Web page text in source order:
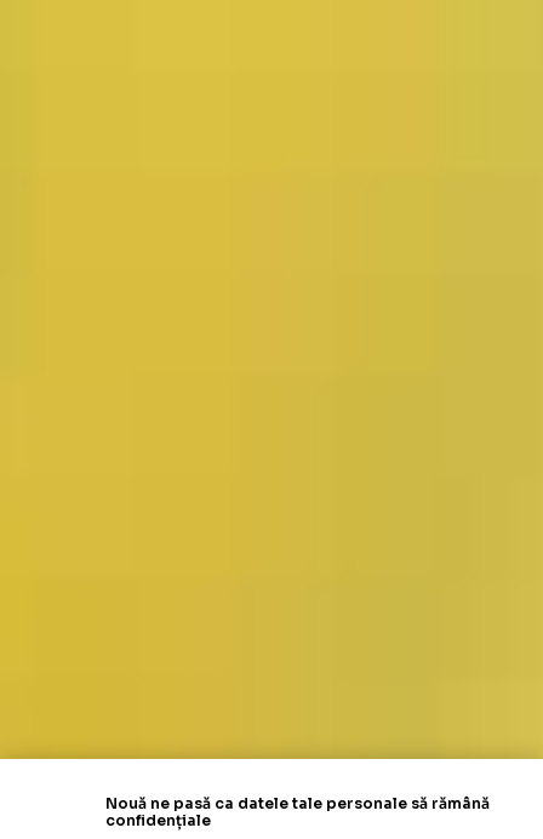
Nouă ne pasă ca datele tale personale să rămână
confidențiale